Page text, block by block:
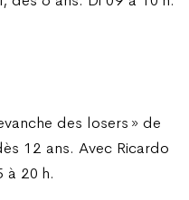
des losers » de
12 ans. Avec Ricardo
à 20 h.